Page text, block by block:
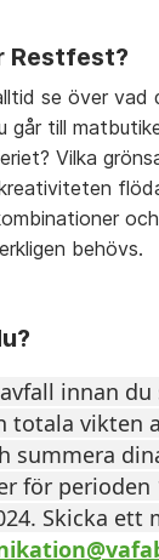
Restfest?
se över vad
går till
Vilka
behövs.
innan du
totala vikten
summera
för perioden
Skicka ett